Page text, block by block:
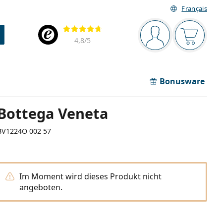
Français
Navigationsleiste
Sie sind Der
Bewertung
4,8/5
Bonusware
Veneta
002 57
Im Moment wird dieses Produkt nicht
angeboten.